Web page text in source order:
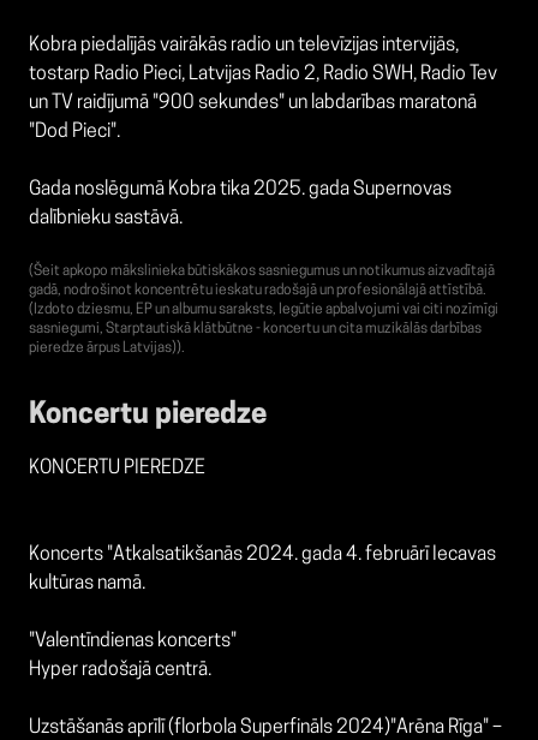
Kobra piedalījās vairākās radio un televīzijas intervijās,
tostarp Radio Pieci, Latvijas Radio 2, Radio SWH, Radio Tev
un TV raidījumā "900 sekundes" un labdarības maratonā
"Dod Pieci".
Gada noslēgumā Kobra tika 2025. gada Supernovas
dalībnieku sastāvā.
(Šeit apkopo mākslinieka būtiskākos sasniegumus un notikumus aizvadītajā
gadā, nodrošinot koncentrētu ieskatu radošajā un profesionālajā attīstībā.
(Izdoto dziesmu, EP un albumu saraksts, Iegūtie apbalvojumi vai citi nozīmīgi
sasniegumi, Starptautiskā klātbūtne - koncertu un cita muzikālās darbības
pieredze ārpus Latvijas)).
Koncertu pieredze
KONCERTU PIEREDZE
Koncerts "Atkalsatikšanās 2024. gada 4. februārī Iecavas
kultūras namā.
"Valentīndienas koncerts"
Hyper radošajā centrā.
Uzstāšanās aprīlī (florbola Superfināls 2024)"Arēna Rīga" –